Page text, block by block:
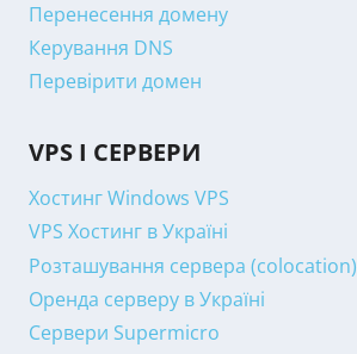
Перенесення домену
Керування DNS
Перевірити домен
VPS І СЕРВЕРИ
Хостинг Windows VPS
VPS Хостинг в Україні
Розташування сервера (colocation)
Оренда серверу в Україні
Сервери Supermicro